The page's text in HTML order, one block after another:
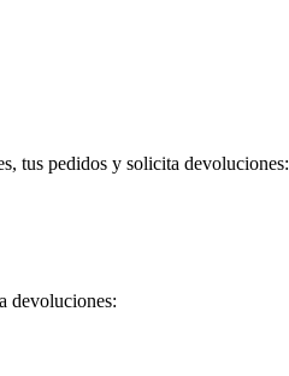
tus pedidos y solicita devoluciones:
devoluciones: